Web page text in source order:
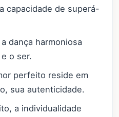
capacidade de superá-
dança harmoniosa
o ser.
perfeito reside em
sua autenticidade.
a individualidade